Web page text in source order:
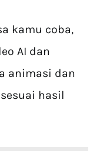
kamu coba,
AI dan
animasi dan
hasil